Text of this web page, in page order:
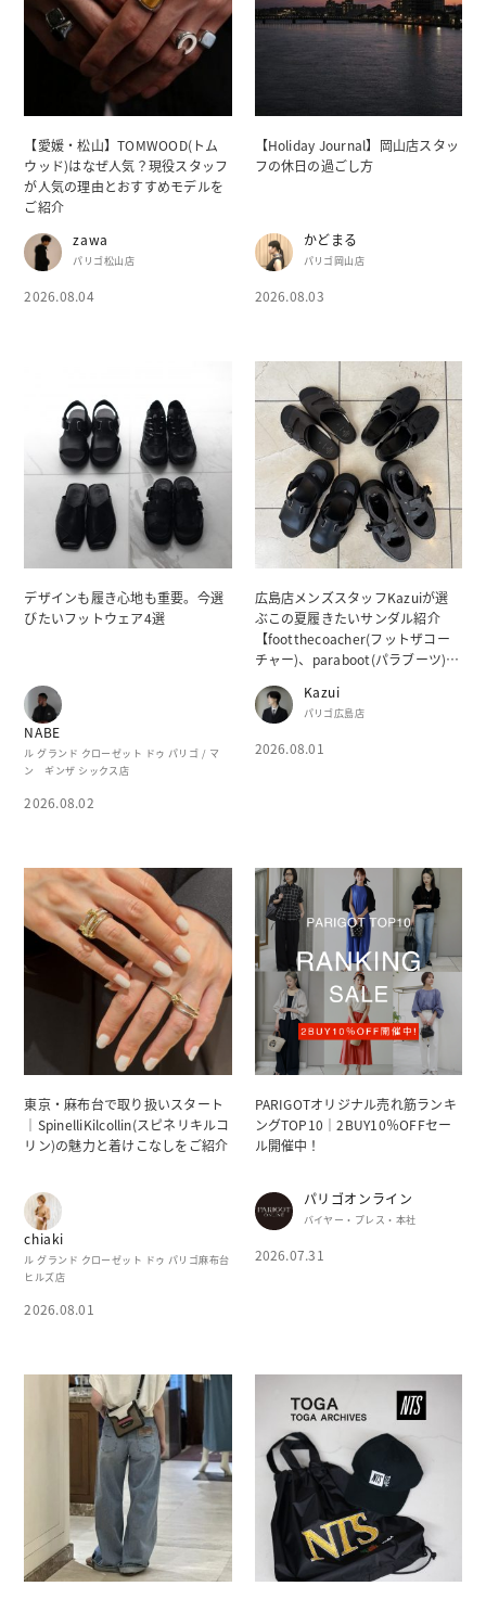
【愛媛・松山】TOMWOOD(トム
ウッド)はなぜ人気？現役スタッフ
が人気の理由とおすすめモデルを
ご紹介
zawa
パリゴ松山店
2026.08.04
【Holiday Journal】岡山店スタッ
フの休日の過ごし方
かどまる
パリゴ岡山店
2026.08.03
デザインも履き心地も重要。今選
びたいフットウェア4選
NABE
ル グランド クローゼット ドゥ パリゴ / マ
ン ギンザ シックス店
2026.08.02
広島店メンズスタッフKazuiが選
ぶこの夏履きたいサンダル紹介
【footthecoacher(フットザコー
チャー)、paraboot(パラブーツ)、
Kazui
パリゴ広島店
2026.08.01
東京・麻布台で取り扱いスタート
｜SpinelliKilcollin(スピネリキルコ
リン)の魅力と着けこなしをご紹介
chiaki
ル グランド クローゼット ドゥ パリゴ麻布台
ヒルズ店
2026.08.01
PARIGOTオリジナル売れ筋ランキ
ングTOP10｜2BUY10％OFFセー
ル開催中！
パリゴオンライン
バイヤー・プレス・本社
2026.07.31